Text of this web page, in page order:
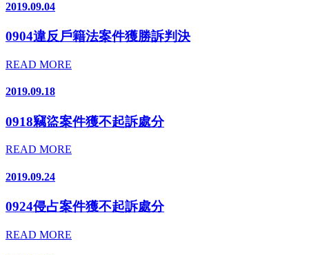
2019.09.04
0904違反戶籍法案件獲勝訴判決
READ MORE
2019.09.18
0918竊盜案件獲不起訴處分
READ MORE
2019.09.24
0924侵占案件獲不起訴處分
READ MORE